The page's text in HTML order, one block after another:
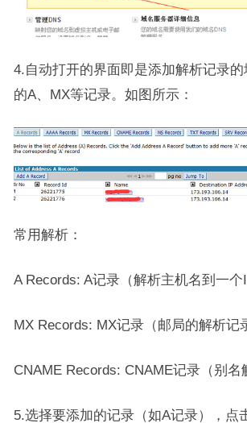
4.自动打开的界面即是添加解析记录
的A、MX等记录。如图所示：
常用解析：
A Records: A记录（解析主机名到一个
MX Records: MX记录（邮局的解析记
CNAME Records: CNAME记录（别名
5.选择要添加的记录（如A记录），点